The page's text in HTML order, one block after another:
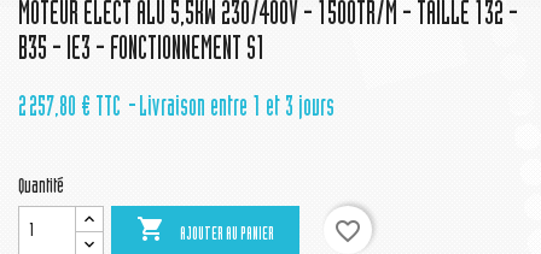
MOTEUR ELECT ALU 5,5KW 230/400V - 1500TR/M - TAILLE 132 -
B35 - IE3 - FONCTIONNEMENT S1
2 257,80 € TTC Livraison entre 1 et 3 jours
Quantité
 AJOUTER AU PANIER
favorite_border